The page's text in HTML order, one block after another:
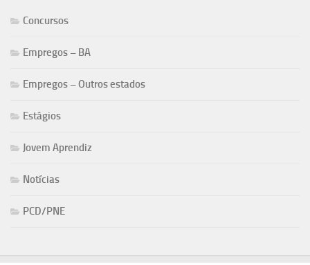
Concursos
Empregos – BA
Empregos – Outros estados
Estágios
Jovem Aprendiz
Notícias
PCD/PNE